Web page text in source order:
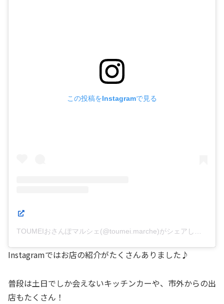
この投稿をInstagramで見る
TOUMEIおさんぽマルシェ(@toumei.marche)がシェアした投稿
Instagramではお店の紹介がたくさんありました♪
普段は土日でしか会えないキッチンカーや、市外からの出
店もたくさん！